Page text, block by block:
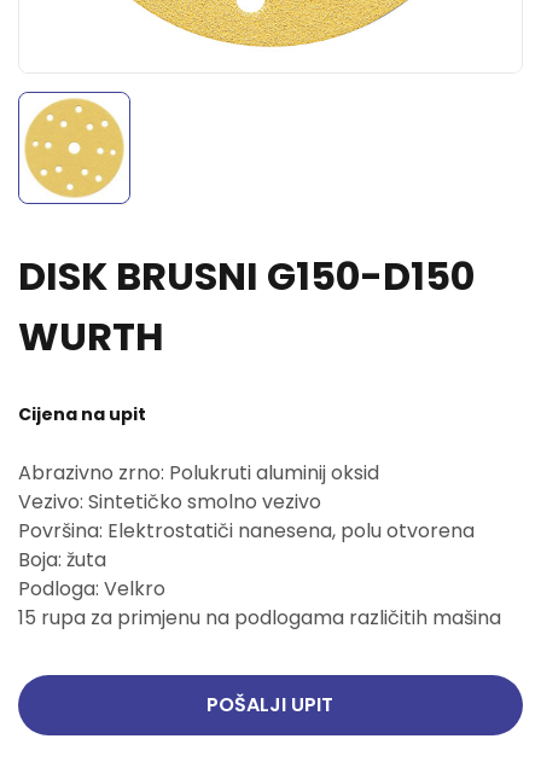
DISK BRUSNI G150-D150
WURTH
Cijena na upit
Abrazivno zrno: Polukruti aluminij oksid
Vezivo: Sintetičko smolno vezivo
Površina: Elektrostatiči nanesena, polu otvorena
Boja: žuta
Podloga: Velkro
15 rupa za primjenu na podlogama različitih mašina
POŠALJI UPIT